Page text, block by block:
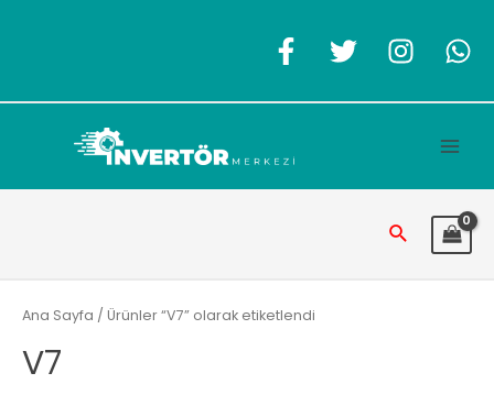
Arama
Ana Sayfa / Ürünler “V7” olarak etiketlendi
V7